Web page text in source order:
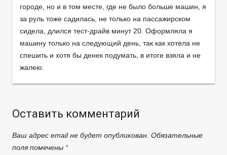
городе, но и в том месте, где не было больше машин, я
за руль тоже садилась, не только на пассажирском
сидела, длился тест-драйв минут 20. Оформляла я
машину только на следующий день, так как хотела не
спешить и хотя бы денек подумать, в итоге взяла и не
жалею.
Оставить комментарий
Ваш адрес email не будет опубликован. Обязательные
поля помечены *